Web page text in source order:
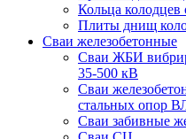
Кольца колодцев
Плиты днищ
Сваи железобетонные
Сваи ЖБИ
35-500 кВ
Сваи
стальных опор
Сваи забивные